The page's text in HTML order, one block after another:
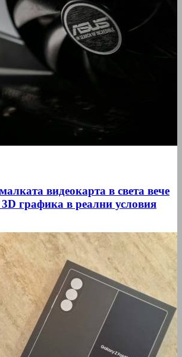
видеокарта в света вече
графика в реални условия